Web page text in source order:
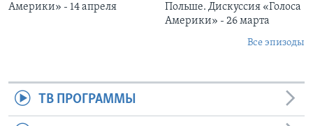
Америки» - 14 апреля
Польше. Дискуссия «Голоса
Америки» - 26 марта
Все эпизоды
ТВ ПРОГРАММЫ